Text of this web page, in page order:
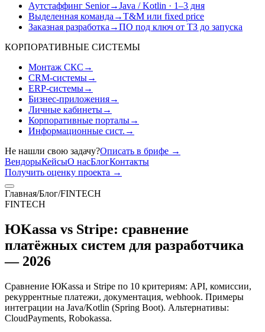
Аутстаффинг Senior→Java / Kotlin · 1–3 дня
Выделенная команда →T&M или fixed price
Заказная разработка →ПО под ключ от ТЗ до запуска
КОРПОРАТИВНЫЕ СИСТЕМЫ
Монтаж СКС →
CRM-системы→
ERP-системы→
Бизнес-приложения→
Личные кабинеты→
Корпоративные порталы→
Информационные сист. →
Не нашли свою задачу?Описать в брифе →
ВендорыКейсыО насБлогКонтакты
Получить оценку проекта →
Главная/Блог/FINTECH
FINTECH
ЮKassa vs Stripe: сравнение
платёжных систем для разработчика
— 2026
Сравнение ЮKassa и Stripe по 10 критериям: API, комиссии,
рекуррентные платежи, документация, webhook. Примеры
интеграции на Java/Kotlin (Spring Boot). Альтернативы:
CloudPayments, Robokassa.